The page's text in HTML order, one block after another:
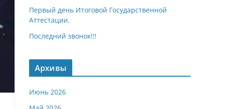
Первый день Итоговой Государственной
Аттестации.
Последний звонок!!!
Архивы
Июнь 2026